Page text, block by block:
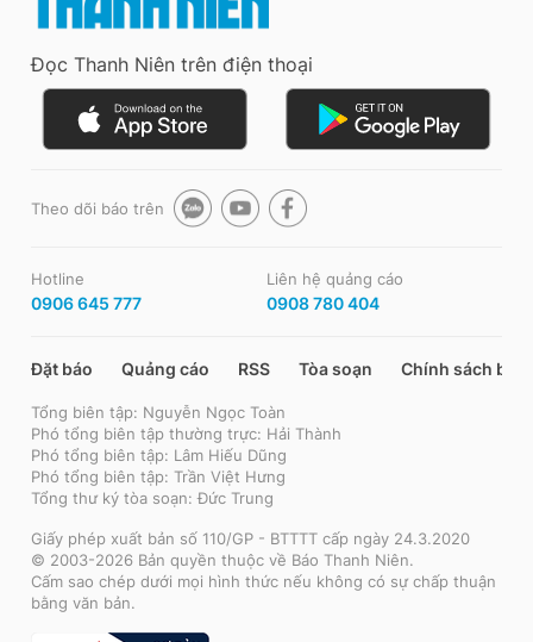
Đọc Thanh Niên trên điện thoại
Theo dõi báo trên
Hotline
0906 645 777
Liên hệ quảng cáo
0908 780 404
Đặt báo Quảng cáo RSS Tòa soạn Chính sách bảo
Tổng biên tập: Nguyễn Ngọc Toàn
Phó tổng biên tập thường trực: Hải Thành
Phó tổng biên tập: Lâm Hiếu Dũng
Phó tổng biên tập: Trần Việt Hưng
Tổng thư ký tòa soạn: Đức Trung
Giấy phép xuất bản số 110/GP - BTTTT cấp ngày 24.3.2020
© 2003-2026 Bản quyền thuộc về Báo Thanh Niên.
Cấm sao chép dưới mọi hình thức nếu không có sự chấp thuận
bằng văn bản.